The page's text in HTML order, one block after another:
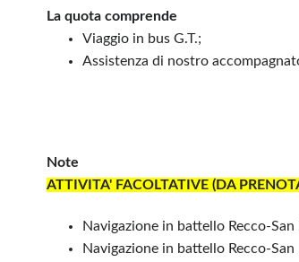
La quota comprende
Viaggio in bus G.T.;
Assistenza di nostro
Note
ATTIVITA' FACOLTATIVE (DA
Navigazione in battello Recco-
Navigazione in battello Recco-